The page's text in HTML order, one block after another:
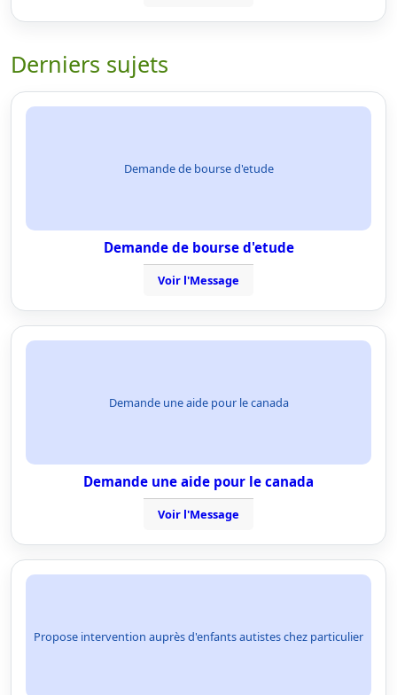
Derniers sujets
Demande de bourse d'etude
Demande de bourse d'etude
Voir l'Message
Demande une aide pour le canada
Demande une aide pour le canada
Voir l'Message
Propose intervention auprès d'enfants autistes chez particulier